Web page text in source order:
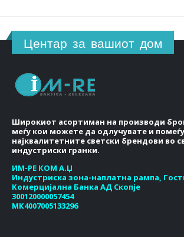
Центар за вашиот дом
Широкиот асортиман на производи
меѓу кои можете да одлучувате и
најквалитетните светски брендови во
индустриски гранки.
ИМ-РЕ КОМ А.Џ
Индустриска зона-наплатна рампа,
Комерцијална Банка АД Скопје
300120000057454
МК4007005133296